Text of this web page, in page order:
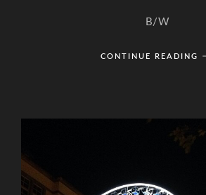
B/W
CONTINUE READING